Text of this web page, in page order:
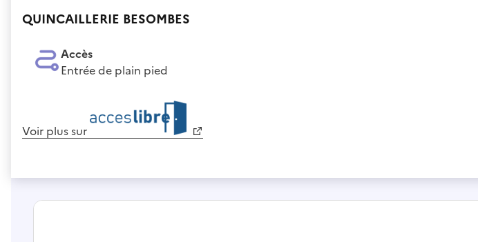
QUINCAILLERIE BESOMBES
Accès
Entrée de plain pied
Voir plus sur